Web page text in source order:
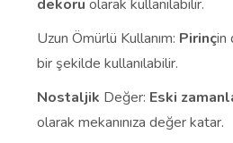
dekoru olarak kullanılabilir.
Uzun Ömürlü Kullanım: Pirinçin
bir şekilde kullanılabilir.
Nostaljik Değer: Eski
olarak mekanınıza değer katar.